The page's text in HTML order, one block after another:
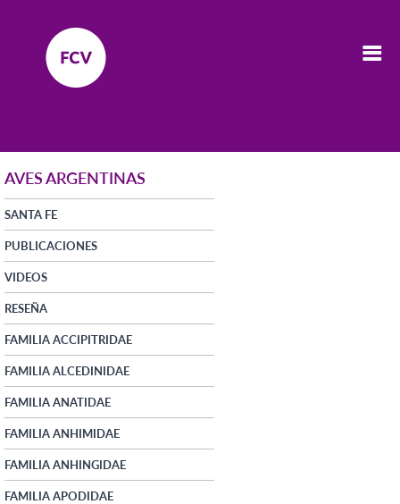
AVES ARGENTINAS
SANTA FE
PUBLICACIONES
VIDEOS
RESEÑA
FAMILIA ACCIPITRIDAE
FAMILIA ALCEDINIDAE
FAMILIA ANATIDAE
FAMILIA ANHIMIDAE
FAMILIA ANHINGIDAE
FAMILIA APODIDAE